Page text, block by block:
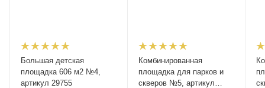
Большая детская
площадка 606 м2 №4,
артикул 29755
Комбинированная
площадка для парков и
скверов №5, артикул